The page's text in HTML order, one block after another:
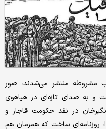
مشروطه منتشر می‌شدند، صور
و به صدای تازه‌ای در هیاهوی
در نقد حکومت قاجار و
روزنامه‌ای ساخت که همزمان هم